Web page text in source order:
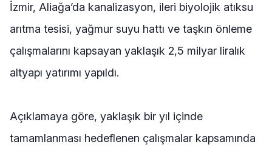
İzmir, Aliağa’da kanalizasyon, ileri biyolojik atıksu
arıtma tesisi, yağmur suyu hattı ve taşkın önleme
çalışmalarını kapsayan yaklaşık 2,5 milyar liralık
altyapı yatırımı yapıldı.
Açıklamaya göre, yaklaşık bir yıl içinde
tamamlanması hedeflenen çalışmalar kapsamında